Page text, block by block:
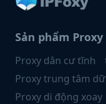
Sản phẩm Proxy
Proxy dân cư tĩnh
Proxy trung tâm
Proxy di động xoay